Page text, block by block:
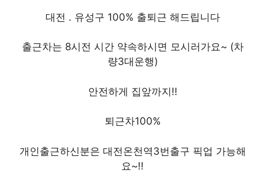
대전 . 유성구 100% 출퇴근 해드립니다
출근차는 8시전 시간 약속하시면 모시러가요~ (차
량3대운행)
안전하게 집앞까지!!
퇴근차100%
개인출근하신분은 대전온천역3번출구 픽업 가능해
요~!!